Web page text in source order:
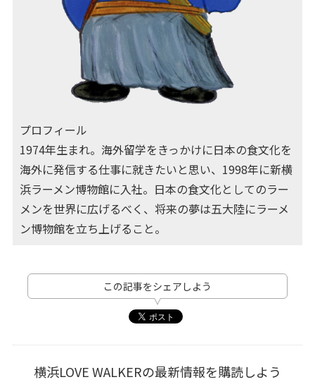
プロフィール
1974年生まれ。海外留学をきっかけに日本の食文化を
海外に発信する仕事に就きたいと思い、1998年に新横
浜ラーメン博物館に入社。日本の食文化としてのラー
メンを世界に広げるべく、将来の夢は五大陸にラーメ
ン博物館を立ち上げること。
この記事をシェアしよう
横浜LOVE WALKERの最新情報を購読しよう